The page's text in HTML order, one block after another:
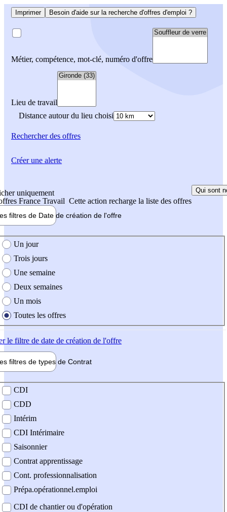
Imprimer Besoin d'aide sur la recherche d'offres d'emploi ?
Métier, compétence, mot-clé, numéro d'offre
Lieu de travail
Distance autour du lieu choisi
Rechercherdes offres
uniquement
France Travail Cette action recharge la liste des offres
Qui sont
filtres de Date de création de l'offre
création de l'offre
Un jour
Trois jours
Une semaine
Deux semaines
Un mois
Toutes les offres
le filtre de date de création de l'offre
filtres de types de Contrat
contrat
CDI
CDD
Intérim
CDI Intérimaire
Saisonnier
Contrat apprentissage
Cont. professionnalisation
Prépa.opérationnel.emploi
CDI de chantier ou d'opération
Créer une alerte